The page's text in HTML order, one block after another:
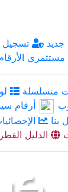
تسجيل
مستثمري
متسلسلة
أرقام
بنا
الدليل